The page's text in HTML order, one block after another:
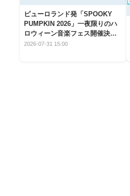
ピューロランド発「SPOOKY
PUMPKIN 2026」一夜限りのハ
ロウィーン音楽フェス開催決
定！
2026-07-31 15:00